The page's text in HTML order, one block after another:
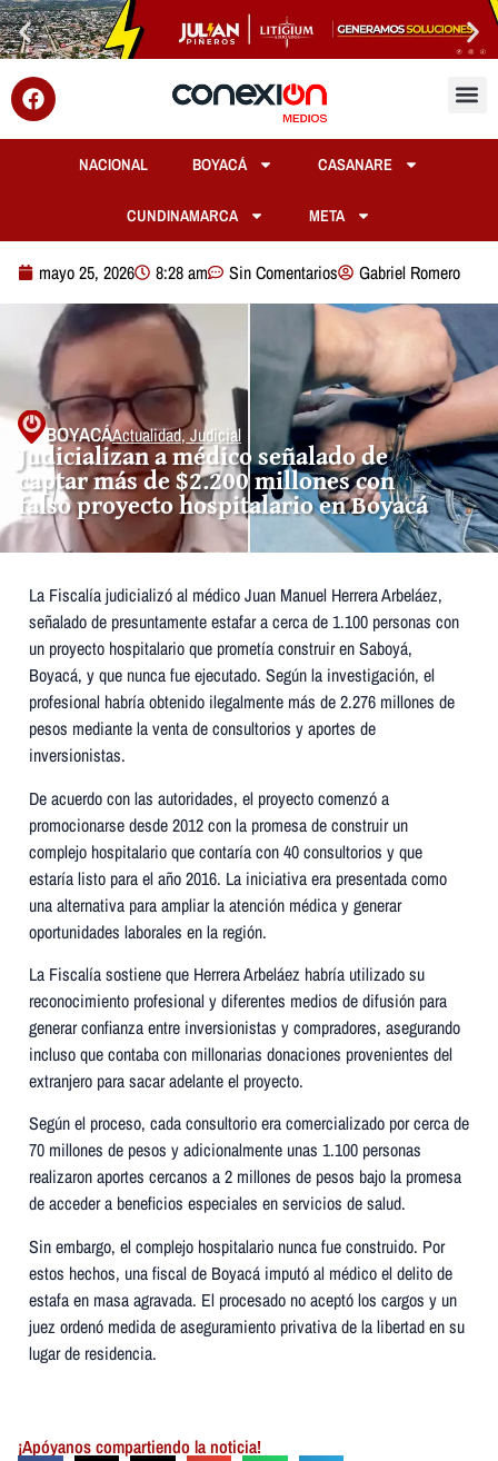
NACIONAL BOYACÁ CASANARE
CUNDINAMARCA META
mayo 25, 2026 8:28 am Sin Comentarios Gabriel Romero
BOYACÁActualidad,Judicial
Judicializan a médico señalado de
captar más de $2.200 millones con
falso proyecto hospitalario en Boyacá
La Fiscalía judicializó al médico Juan Manuel Herrera Arbeláez,
señalado de presuntamente estafar a cerca de 1.100 personas con
un proyecto hospitalario que prometía construir en Saboyá,
Boyacá, y que nunca fue ejecutado. Según la investigación, el
profesional habría obtenido ilegalmente más de 2.276 millones de
pesos mediante la venta de consultorios y aportes de
inversionistas.
De acuerdo con las autoridades, el proyecto comenzó a
promocionarse desde 2012 con la promesa de construir un
complejo hospitalario que contaría con 40 consultorios y que
estaría listo para el año 2016. La iniciativa era presentada como
una alternativa para ampliar la atención médica y generar
oportunidades laborales en la región.
La Fiscalía sostiene que Herrera Arbeláez habría utilizado su
reconocimiento profesional y diferentes medios de difusión para
generar confianza entre inversionistas y compradores, asegurando
incluso que contaba con millonarias donaciones provenientes del
extranjero para sacar adelante el proyecto.
Según el proceso, cada consultorio era comercializado por cerca de
70 millones de pesos y adicionalmente unas 1.100 personas
realizaron aportes cercanos a 2 millones de pesos bajo la promesa
de acceder a beneficios especiales en servicios de salud.
Sin embargo, el complejo hospitalario nunca fue construido. Por
estos hechos, una fiscal de Boyacá imputó al médico el delito de
estafa en masa agravada. El procesado no aceptó los cargos y un
juez ordenó medida de aseguramiento privativa de la libertad en su
lugar de residencia.
¡Apóyanos compartiendo la noticia!